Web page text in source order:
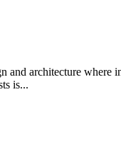
and architecture
is...